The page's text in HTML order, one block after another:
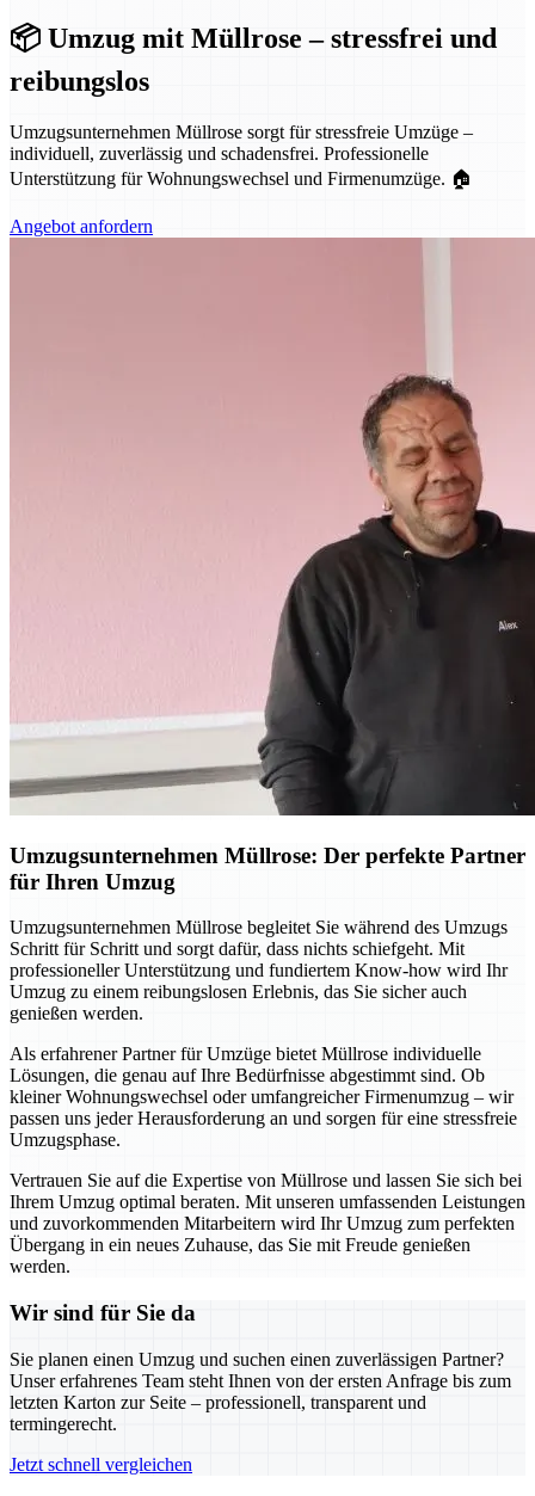
📦 Umzug mit Müllrose – stressfrei und
reibungslos
Umzugsunternehmen Müllrose sorgt für stressfreie Umzüge –
individuell, zuverlässig und schadensfrei. Professionelle
Unterstützung für Wohnungswechsel und Firmenumzüge. 🏠
Angebot anfordern
Umzugsunternehmen Müllrose: Der perfekte Partner
für Ihren Umzug
Umzugsunternehmen Müllrose begleitet Sie während des Umzugs
Schritt für Schritt und sorgt dafür, dass nichts schiefgeht. Mit
professioneller Unterstützung und fundiertem Know-how wird Ihr
Umzug zu einem reibungslosen Erlebnis, das Sie sicher auch
genießen werden.
Als erfahrener Partner für Umzüge bietet Müllrose individuelle
Lösungen, die genau auf Ihre Bedürfnisse abgestimmt sind. Ob
kleiner Wohnungswechsel oder umfangreicher Firmenumzug – wir
passen uns jeder Herausforderung an und sorgen für eine stressfreie
Umzugsphase.
Vertrauen Sie auf die Expertise von Müllrose und lassen Sie sich bei
Ihrem Umzug optimal beraten. Mit unseren umfassenden Leistungen
und zuvorkommenden Mitarbeitern wird Ihr Umzug zum perfekten
Übergang in ein neues Zuhause, das Sie mit Freude genießen
werden.
Wir sind für Sie da
Sie planen einen Umzug und suchen einen zuverlässigen Partner?
Unser erfahrenes Team steht Ihnen von der ersten Anfrage bis zum
letzten Karton zur Seite – professionell, transparent und
termingerecht.
Jetzt schnell vergleichen